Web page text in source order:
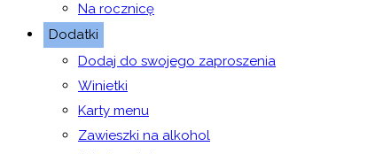
Na rocznicę
Dodatki
Dodaj do swojego zaproszenia
Winietki
Karty menu
Zawieszki na alkohol